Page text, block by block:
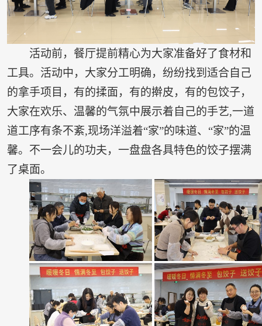
活动前，餐厅提前精心为大家准备好了食材和
工具。活动中，大家分工明确，纷纷找到适合自己
的拿手项目，有的揉面，有的擀皮，有的包饺子，
大家在欢乐、温馨的气氛中展示着自己的手艺,一道
道工序有条不紊,现场洋溢着“家”的味道、“家”的温
馨。不一会儿的功夫，一盘盘各具特色的饺子摆满
了桌面。